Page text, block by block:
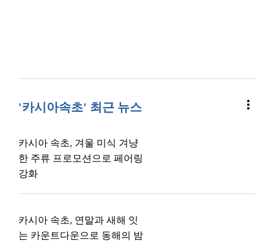
'카시아속초' 최근 뉴스 more_vert
카시아 속초, 겨울 미식 겨냥
한 주류 프로모션으로 페어링
강화
카시아 속초, 연말과 새해 잇
는 카운트다운으로 동해의 밤